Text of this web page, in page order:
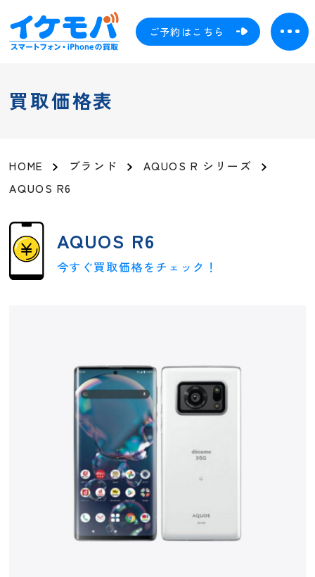
ご予約はこちら
買取価格表
HOME ブランド
AQUOS R シリーズ
AQUOS R6
AQUOS R6
今すぐ買取価格をチェック！